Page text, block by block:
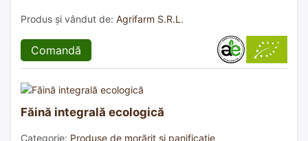
Produs și vândut de: Agrifarm S.R.L.
Comandă
Făină integrală ecologică
Categorie: Produse de morărit și panificație